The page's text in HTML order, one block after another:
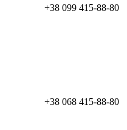
+38 099 415-88-80
+38 068 415-88-80